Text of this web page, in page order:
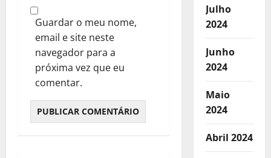
Guardar o meu nome,
email e site neste
navegador para a
próxima vez que eu
comentar.
Julho
2024
Junho
2024
Maio
2024
Abril 2024